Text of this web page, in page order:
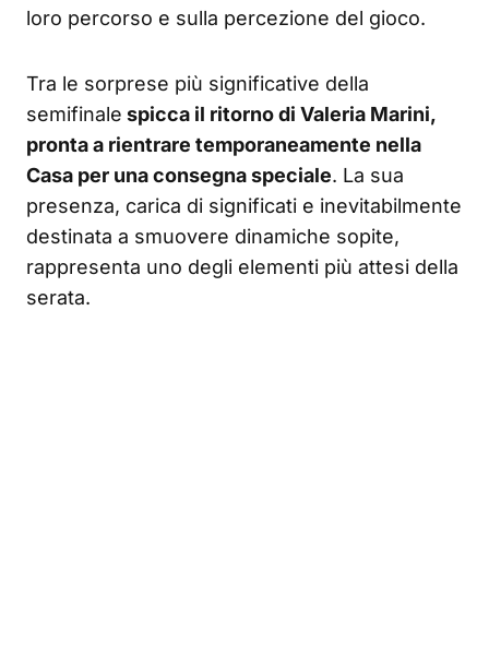
loro percorso e sulla percezione del gioco.
Tra le sorprese più significative della
semifinale spicca il ritorno di Valeria Marini,
pronta a rientrare temporaneamente nella
Casa per una consegna speciale. La sua
presenza, carica di significati e inevitabilmente
destinata a smuovere dinamiche sopite,
rappresenta uno degli elementi più attesi della
serata.